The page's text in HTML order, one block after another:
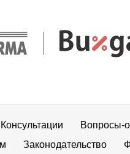
Консультации Вопросы-
Законодательство